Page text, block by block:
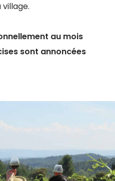
au mois
sont annoncées